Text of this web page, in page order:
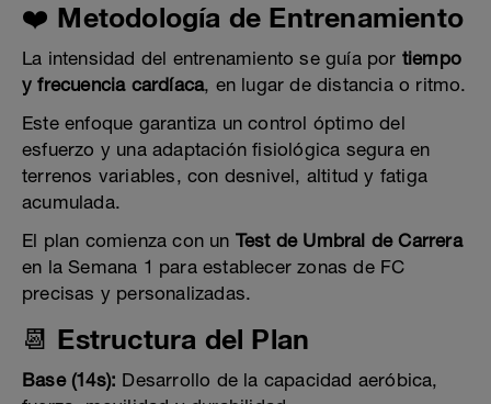
❤️ Metodología de Entrenamiento
La intensidad del entrenamiento se guía por tiempo
y frecuencia cardíaca, en lugar de distancia o ritmo.
Este enfoque garantiza un control óptimo del
esfuerzo y una adaptación fisiológica segura en
terrenos variables, con desnivel, altitud y fatiga
acumulada.
El plan comienza con un Test de Umbral de Carrera
en la Semana 1 para establecer zonas de FC
precisas y personalizadas.
📆 Estructura del Plan
Base (14s): Desarrollo de la capacidad aeróbica,